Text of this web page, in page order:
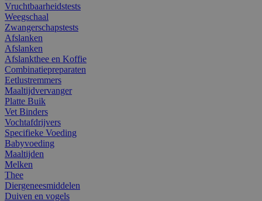
Vruchtbaarheidstests
Weegschaal
Zwangerschapstests
Afslanken
Afslanken
Afslankthee en Koffie
Combinatiepreparaten
Eetlustremmers
Maaltijdvervanger
Platte Buik
Vet Binders
Vochtafdrijvers
Specifieke Voeding
Babyvoeding
Maaltijden
Melken
Thee
Diergeneesmiddelen
Duiven en vogels